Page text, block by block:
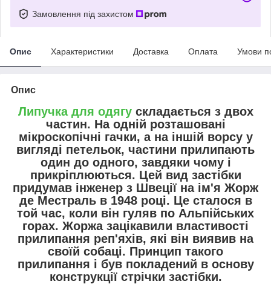
Замовлення під захистом
Опис Характеристики Доставка Оплата Умови
Опис
Липучка для одягускладається з двох
частин. На одній розташовані
мікроскопічні гачки, а на іншій ворсу у
вигляді петельок, частини прилипають
один до одного, завдяки чому і
прикріплюються. Цей вид застібки
придумав інженер з Швеції на ім'я Жорж
де Местраль в 1948 році. Це сталося в
той час, коли він гуляв по Альпійських
горах. Жоржа зацікавили властивості
прилипання реп'яхів, які він виявив на
своїй собаці. Принцип такого
прилипання і був покладений в основу
конструкції стрічки застібки.